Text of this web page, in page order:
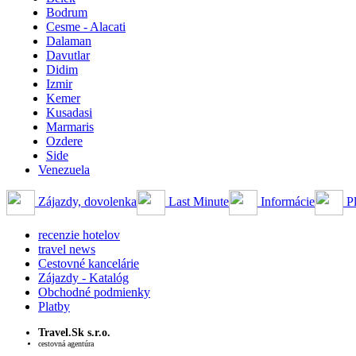
Bodrum
Cesme - Alacati
Dalaman
Davutlar
Didim
Izmir
Kemer
Kusadasi
Marmaris
Ozdere
Side
Venezuela
Zájazdy, dovolenka Last Minute Informácie
recenzie hotelov
travel news
Cestovné kancelárie
Zájazdy - Katalóg
Obchodné podmienky
Platby
Travel.Sk s.r.o.
cestovná agentúra